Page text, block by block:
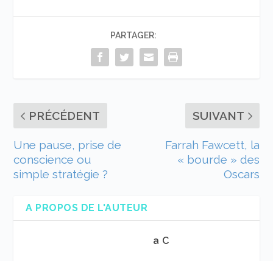
PARTAGER:
PRÉCÉDENT
Une pause, prise de
conscience ou
simple stratégie ?
SUIVANT
Farrah Fawcett, la
« bourde » des
Oscars
A PROPOS DE L'AUTEUR
a C